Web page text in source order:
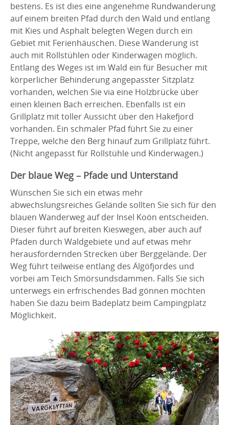
bestens. Es ist dies eine angenehme Rundwanderung
auf einem breiten Pfad durch den Wald und entlang
mit Kies und Asphalt belegten Wegen durch ein
Gebiet mit Ferienhäuschen. Diese Wanderung ist
auch mit Rollstühlen oder Kinderwagen möglich.
Entlang des Weges ist im Wald ein für Besucher mit
körperlicher Behinderung angepasster Sitzplatz
vorhanden, welchen Sie via eine Holzbrücke über
einen kleinen Bach erreichen. Ebenfalls ist ein
Grillplatz mit toller Aussicht über den Hakefjord
vorhanden. Ein schmaler Pfad führt Sie zu einer
Treppe, welche den Berg hinauf zum Grillplatz führt.
(Nicht angepasst für Rollstühle und Kinderwagen.)
Der blaue Weg – Pfade und Unterstand
Wünschen Sie sich ein etwas mehr
abwechslungsreiches Gelände sollten Sie sich für den
blauen Wanderweg auf der Insel Koön entscheiden.
Dieser führt auf breiten Kieswegen, aber auch auf
Pfaden durch Waldgebiete und auf etwas mehr
herausfordernden Strecken über Berggelände. Der
Weg führt teilweise entlang des Älgöfjordes und
vorbei am Teich Smörsundsdammen. Falls Sie sich
unterwegs ein erfrischendes Bad gönnen möchten
haben Sie dazu beim Badeplatz beim Campingplatz
Möglichkeit.